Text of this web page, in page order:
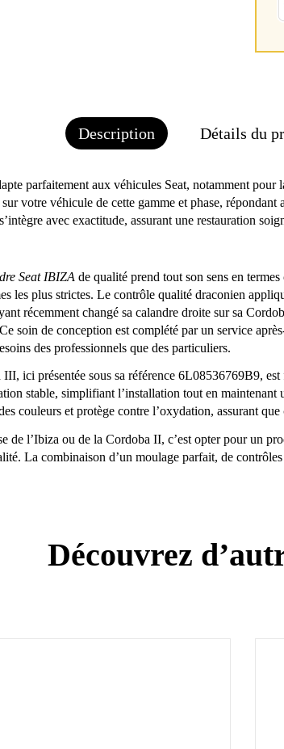
Description Détails du
parfaitement aux véhicules Seat, notamment
votre véhicule de cette gamme et phase,
avec exactitude, assurant une restauration
Seat IBIZA de qualité prend tout son sens en
les plus strictes. Le contrôle qualité draconien
récemment changé sa calandre droite sur sa
soin de conception est complété par un service
des professionnels que des particuliers.
ici présentée sous sa référence 6L08536769B9,
stable, simplifiant l’installation tout en
couleurs et protège contre l’oxydation, assurant
de l’Ibiza ou de la Cordoba II, c’est opter pour un
La combinaison d’un moulage parfait, de
Découvrez